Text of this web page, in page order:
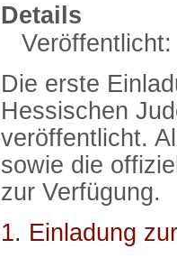
Details
Die erste
Hessischen
veröffentlicht.
sowie die
zur Verfügung.
1. Einladung